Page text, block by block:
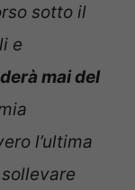
sotto il
e
mai del
l’ultima